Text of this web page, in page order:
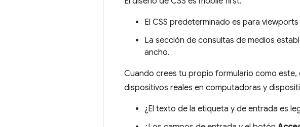
El CSS predeterminado es para
La sección de consultas de medios
ancho.
Cuando crees tu propio formulario como
dispositivos reales en computadoras y
¿El texto de la etiqueta y de entrada es